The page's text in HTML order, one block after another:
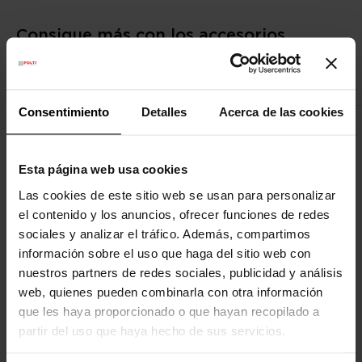
Consentimiento Detalles Acerca de las cookies
Esta página web usa cookies
Las cookies de este sitio web se usan para personalizar
el contenido y los anuncios, ofrecer funciones de redes
sociales y analizar el tráfico. Además, compartimos
información sobre el uso que haga del sitio web con
nuestros partners de redes sociales, publicidad y análisis
web, quienes pueden combinarla con otra información
que les haya proporcionado o que hayan recopilado a
partir del uso que haya hecho de sus servicios.
Consigue más con los accesorios
compatibles